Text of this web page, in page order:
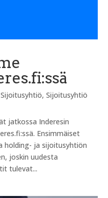
Sijoitusyhtiö, Sijoitusyhtiö
jatkossa Inderesin
Ensimmäiset
ja sijoitusyhtiön
joskin uudesta
tulevat...